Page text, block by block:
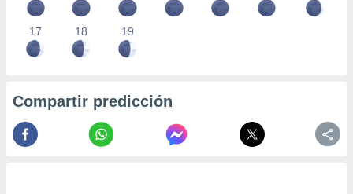
17 18 19
Compartir predicción